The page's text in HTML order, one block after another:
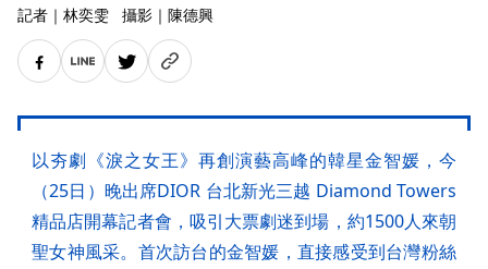
記者 ｜ 林奕雯 攝影 ｜ 陳德興
以夯劇《淚之女王》再創演藝高峰的韓星金智媛，今
（25日）晚出席DIOR 台北新光三越 Diamond Towers
精品店開幕記者會，吸引大票劇迷到場，約1500人來朝
聖女神風采。首次訪台的金智媛，直接感受到台灣粉絲